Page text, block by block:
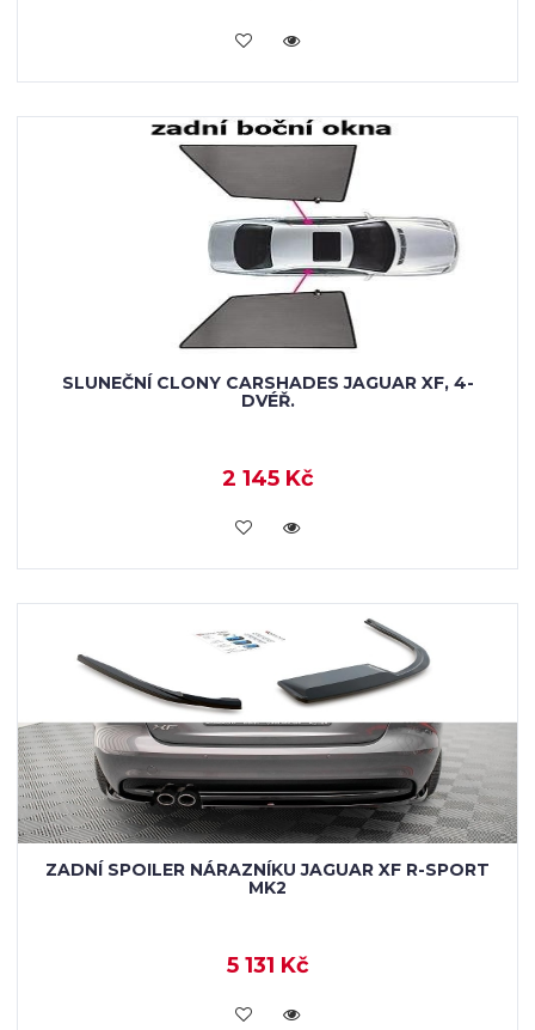
KOUPIT
SLUNEČNÍ CLONY CARSHADES JAGUAR XF, 4-
DVÉŘ.
2 145 Kč
KOUPIT
ZADNÍ SPOILER NÁRAZNÍKU JAGUAR XF R-SPORT
MK2
5 131 Kč
KOUPIT